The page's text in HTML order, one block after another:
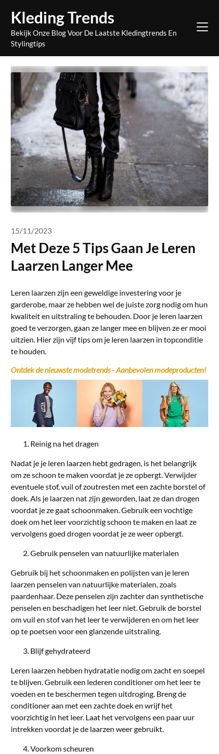
content
Kleding Trends
Bekijk Onze Blog Voor De Laatste Kledingtrends En
Stylingtips
15/11/2023
Met Deze 5 Tips Gaan Je Leren
Laarzen Langer Mee
Leren laarzen zijn een geweldige investering voor je
garderobe, maar ze hebben wel de juiste zorg nodig om hun
kwaliteit en uitstraling te behouden. Door je leren laarzen
goed te verzorgen, gaan ze langer mee en blijven ze er mooi
uitzien. Hier zijn vijf tips om je leren laarzen in topconditie
te houden.
Ontdek de nieuwste modetrends - Aanbevolen modeproducten!
Reinig na het dragen
Nadat je je leren laarzen hebt gedragen, is het belangrijk
om ze schoon te maken voordat je ze opbergt. Verwijder
eventuele stof, vuil of zoutresten met een zachte borstel of
doek. Als je laarzen nat zijn geworden, laat ze dan drogen
voordat je ze gaat schoonmaken. Gebruik een vochtige
doek om het leer voorzichtig schoon te maken en laat ze
vervolgens goed drogen voordat je ze weer opbergt.
Gebruik penselen van natuurlijke materialen
Gebruik bij het schoonmaken en polijsten van je leren
laarzen penselen van natuurlijke materialen, zoals
paardenhaar. Deze penselen zijn zachter dan synthetische
penselen en beschadigen het leer niet. Gebruik de borstel
om vuil en stof van het leer te verwijderen en om het leer
op te poetsen voor een glanzende uitstraling.
Blijf gehydrateerd
Leren laarzen hebben hydratatie nodig om zacht en soepel
te blijven. Gebruik een lederen conditioner om het leer te
voeden en te beschermen tegen uitdroging. Breng de
conditioner aan met een zachte doek en wrijf het
voorzichtig in het leer. Laat het vervolgens een paar uur
intrekken voordat je de laarzen weer gebruikt.
Voorkom scheuren